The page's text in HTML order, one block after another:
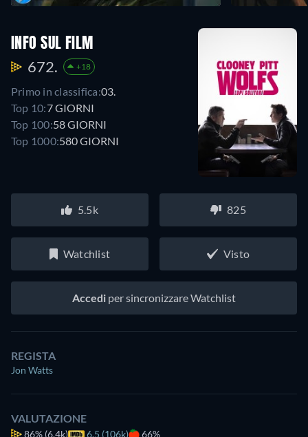
INFO SUL FILM
672. +18
Primo in classifica:03.
Top 10:7 GIORNI
Top 100:58 GIORNI
Top 1000:580 GIORNI
5.5k 825
Watchlist Visto
Accedi per sincronizzare Watchlist
REGISTA
Jon Watts
VALUTAZIONE
86% (6.4k) 6.5 (106k) 66%